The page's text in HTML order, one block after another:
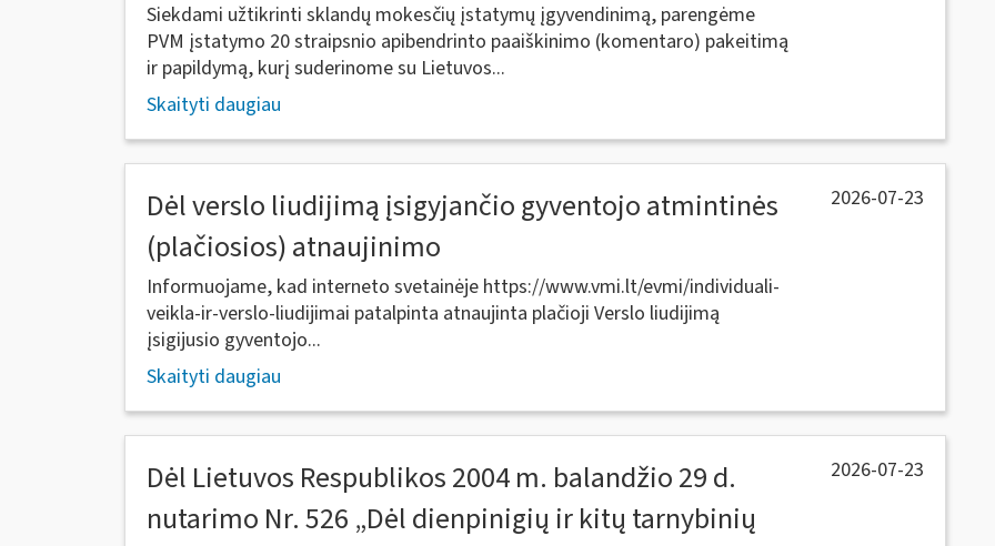
Siekdami užtikrinti sklandų mokesčių įstatymų įgyvendinimą, parengėme
PVM įstatymo 20 straipsnio apibendrinto paaiškinimo (komentaro) pakeitimą
ir papildymą, kurį suderinome su Lietuvos...
Skaityti daugiau
Dėl verslo liudijimą įsigyjančio gyventojo atmintinės
(plačiosios) atnaujinimo
2026-07-23
Informuojame, kad interneto svetainėje https://www.vmi.lt/evmi/individuali-
veikla-ir-verslo-liudijimai patalpinta atnaujinta plačioji Verslo liudijimą
įsigijusio gyventojo...
Skaityti daugiau
Dėl Lietuvos Respublikos 2004 m. balandžio 29 d.
nutarimo Nr. 526 „Dėl dienpinigių ir kitų tarnybinių
2026-07-23